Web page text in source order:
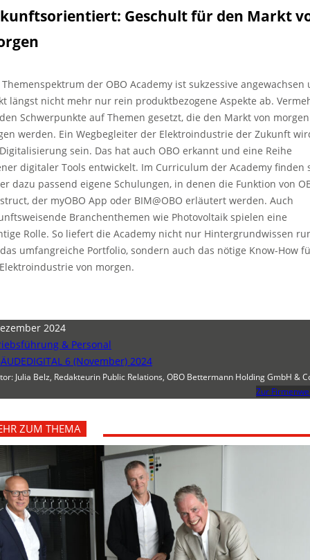
Geschult für den Markt
Themenspektrum der OBO Academy ist sukzessive angewachsen
längst nicht mehr nur rein produktbezogene Aspekte ab.
Schwerpunkte auf Themen gesetzt, die den Markt von morgen
werden. Ein Wegbegleiter der Elektroindustrie der Zukunft
sein. Das hat auch OBO erkannt und eine Reihe
digitaler Tools entwickelt. Im Curriculum der Academy finden
dazu passend eigene Schulungen, in denen die Funktion von
der myOBO App oder BIM@OBO erläutert werden. Auch
Branchenthemen wie Photovoltaik spielen eine
Rolle. So liefert die Academy nicht nur Hintergrundwissen
umfangreiche Portfolio, sondern auch das nötige Know-How
von morgen.
2024
& Personal
6 (November) 2024
Julia Belz, Redakteurin Public Relations, OBO Bettermann Holding GmbH &
Zur
ZUM THEMA